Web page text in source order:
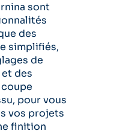
sont
des
simplifiés,
de
des
pour vous
vos projets
finition